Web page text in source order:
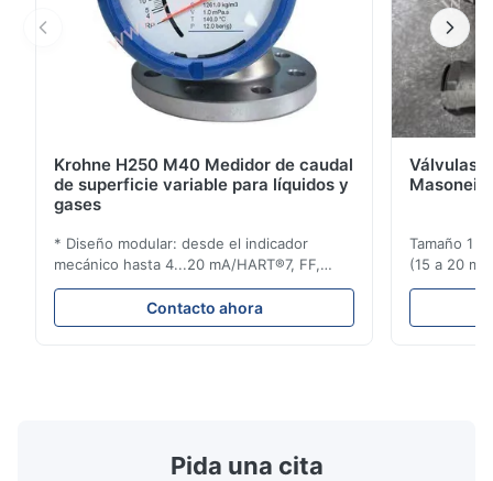
Krohne H250 M40 Medidor de caudal
de superficie variable para líquidos y
gases
* Diseño modular: desde el indicador
mecánico hasta 4...20 mA/HART®7, FF,
Profibus-PA y totalizador * Cualquier
posición de instalación: vertical, horizontal
o en tuberías descendentes * Flange:
Contacto ahora
Válvulas
Tamaño 1
(15 a 20
ensayo de
Pida una cita